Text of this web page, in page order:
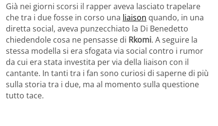
Già nei giorni scorsi il rapper aveva lasciato trapelare
che tra i due fosse in corso una liaison quando, in una
diretta social, aveva punzecchiato la Di Benedetto
chiedendole cosa ne pensasse di Rkomi. A seguire la
stessa modella si era sfogata via social contro i rumor
da cui era stata investita per via della liaison con il
cantante. In tanti tra i fan sono curiosi di saperne di più
sulla storia tra i due, ma al momento sulla questione
tutto tace.